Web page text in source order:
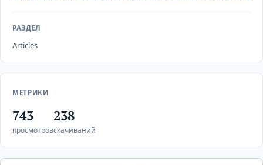
РАЗДЕЛ
Articles
МЕТРИКИ
743
просмотров
238
скачиваний